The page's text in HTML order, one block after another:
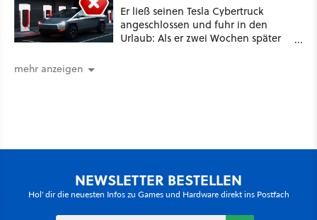
Er ließ seinen Tesla Cybertruck
angeschlossen und fuhr in den
Urlaub: Als er zwei Wochen später
mehr anzeigen
NEWSLETTER BESTELLEN
Hol' dir die neuesten Infos zu Games und Hardware direkt ins Postfach